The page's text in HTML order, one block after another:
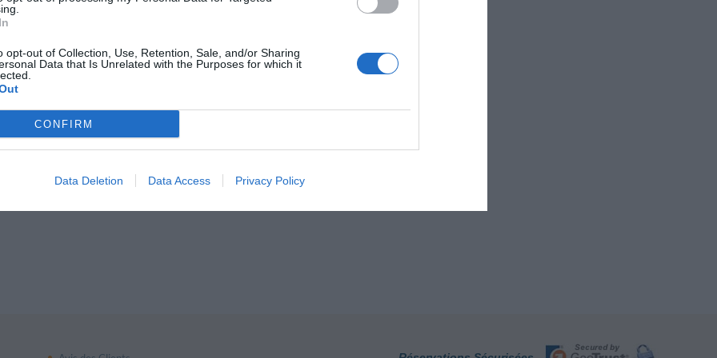
opt-out of Collection, Use, Retention, Sale, and/or Sharing
Data that Is Unrelated with the Purposes for which it
CONFIRM
Data Deletion Data Access Privacy Policy
fiscal :
08320750964
€ (dont versé 50.000 €)